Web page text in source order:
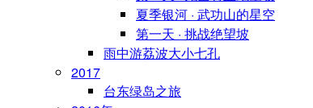
夏季银河 · 武功山的星空
第一天 · 挑战绝望坡
雨中游荔波大小七孔
2017
台东绿岛之旅